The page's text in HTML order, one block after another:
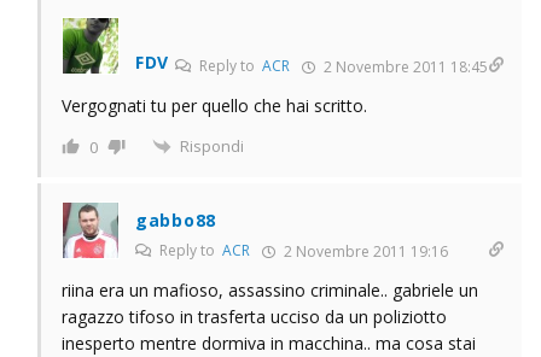
FDV Reply toACR 2 Novembre 2011 18:45
Vergognati tu per quello che hai scritto.
0 Rispondi
gabbo88
Reply to ACR 2 Novembre 2011 19:16
riina era un mafioso, assassino criminale.. gabriele un
ragazzo tifoso in trasferta ucciso da un poliziotto
inesperto mentre dormiva in macchina.. ma cosa stai